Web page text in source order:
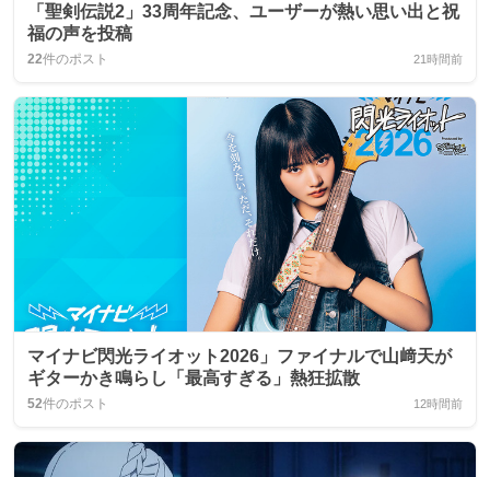
「聖剣伝説2」33周年記念、ユーザーが熱い思い出と祝
福の声を投稿
22件のポスト 21時間前
マイナビ閃光ライオット2026」ファイナルで山﨑天が
ギターかき鳴らし「最高すぎる」熱狂拡散
52件のポスト 12時間前